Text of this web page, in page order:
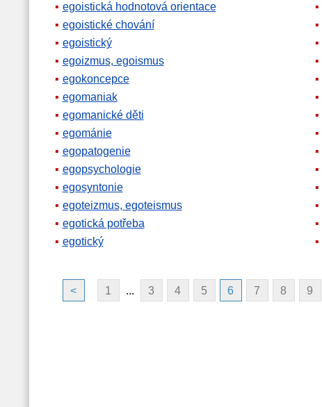
egoistická hodnotová orientace
egoistické chování
egoistický
egoizmus, egoismus
egokoncepce
egomaniak
egomanické děti
egománie
egopatogenie
egopsychologie
egosyntonie
egoteizmus, egoteismus
egotická potřeba
egotický
< 1 ... 3 4 5 6 7 8 9